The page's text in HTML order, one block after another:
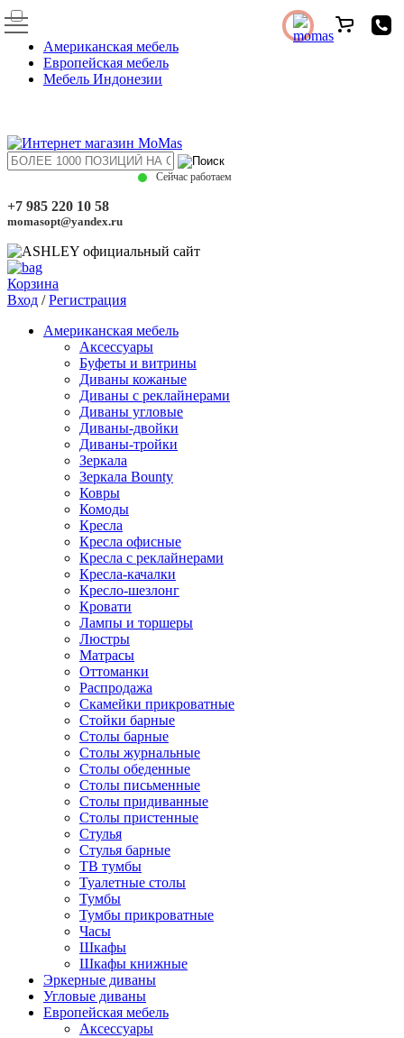
Американская мебель
Европейская мебель
Мебель Индонезии
Сейчас работаем
+7 985 220 10 58
momasopt@yandex.ru
Корзина
Вход /Регистрация
Американская мебель
Аксессуары
Буфеты и витрины
Диваны кожаные
Диваны с реклайнерами
Диваны угловые
Диваны-двойки
Диваны-тройки
Зеркала
Зеркала Bounty
Ковры
Комоды
Кресла
Кресла офисные
Кресла с реклайнерами
Кресла-качалки
Кресло-шезлонг
Кровати
Лампы и торшеры
Люстры
Матрасы
Оттоманки
Распродажа
Скамейки прикроватные
Стойки барные
Столы барные
Столы журнальные
Столы обеденные
Столы письменные
Столы придиванные
Столы пристенные
Стулья
Стулья барные
ТВ тумбы
Туалетные столы
Тумбы
Тумбы прикроватные
Часы
Шкафы
Шкафы книжные
Эркерные диваны
Угловые диваны
Европейская мебель
Аксессуары